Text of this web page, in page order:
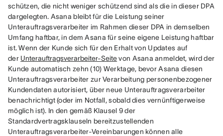
schützen, die nicht weniger schützend sind als die in dieser DPA
dargelegten. Asana bleibt für die Leistung seiner
Unterauftragsverarbeiter im Rahmen dieser DPA in demselben
Umfang haftbar, in dem Asana für seine eigene Leistung haftbar
ist. Wenn der Kunde sich für den Erhalt von Updates auf
der Unterauftragsverarbeiter-Seite von Asana anmeldet, wird der
Kunde automatisch zehn (10) Werktage, bevor Asana diesen
Unterauftragsverarbeiter zur Verarbeitung personenbezogener
Kundendaten autorisiert, über neue Unterauftragsverarbeiter
benachrichtigt (oder im Notfall, sobald dies vernünftigerweise
möglich ist). In den gemäß Klausel 9 der
Standardvertragsklauseln bereitzustellenden
Unterauftragsverarbeiter-Vereinbarungen können alle